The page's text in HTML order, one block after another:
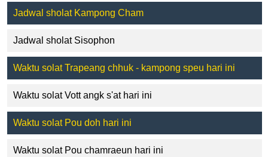
Jadwal sholat Kampong Cham
Jadwal sholat Sisophon
Waktu solat Trapeang chhuk - kampong speu hari ini
Waktu solat Vott angk s'at hari ini
Waktu solat Pou doh hari ini
Waktu solat Pou chamraeun hari ini